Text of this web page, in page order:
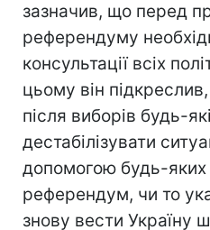
зазначив, що перед
референдуму
консультації всіх
цьому він
після виборів будь-
дестабілізувати
допомогою будь-яких
референдум, чи то
знову вести Україну